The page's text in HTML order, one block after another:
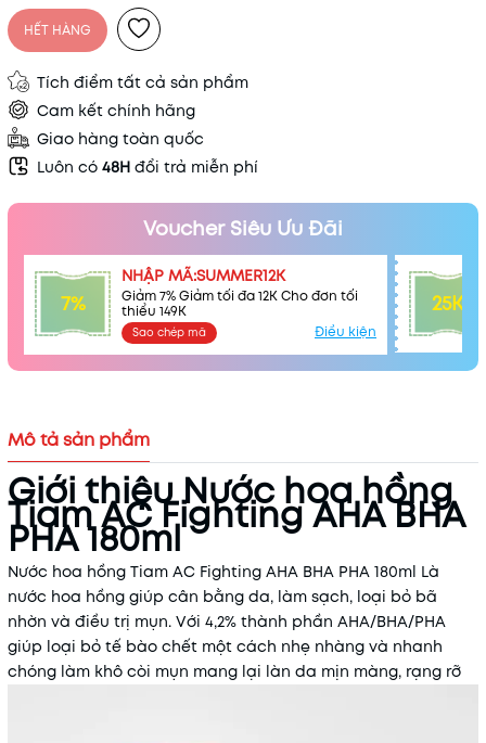
HẾT HÀNG
Tích điểm tất cả sản phẩm
Cam kết chính hãng
Giao hàng toàn quốc
Luôn có 48H đổi trả miễn phí
Voucher Siêu Ưu Đãi
7%
NHẬP MÃ:SUMMER12K
Giảm 7% Giảm tối đa 12K Cho đơn tối
thiểu 149K
Sao chép mã Điều kiện
25K
Mô tả sản phẩm
Giới thiệu Nước hoa hồng
Tiam AC Fighting AHA BHA
PHA 180ml
Nước hoa hồng Tiam AC Fighting AHA BHA PHA 180ml Là
nước hoa hồng giúp cân bằng da, làm sạch, loại bỏ bã
nhờn và điều trị mụn. Với 4,2% thành phần AHA/BHA/PHA
giúp loại bỏ tế bào chết một cách nhẹ nhàng và nhanh
chóng làm khô còi mụn mang lại làn da mịn màng, rạng rỡ